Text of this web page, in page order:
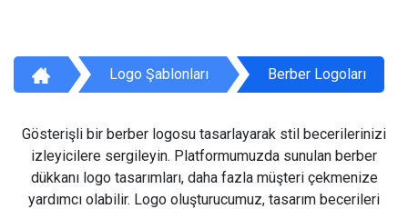
Logo Şablonları Berber Logoları
Gösterişli bir berber logosu tasarlayarak stil becerilerinizi
izleyicilere sergileyin. Platformumuzda sunulan berber
dükkanı logo tasarımları, daha fazla müşteri çekmenize
yardımcı olabilir. Logo oluşturucumuz, tasarım becerileri